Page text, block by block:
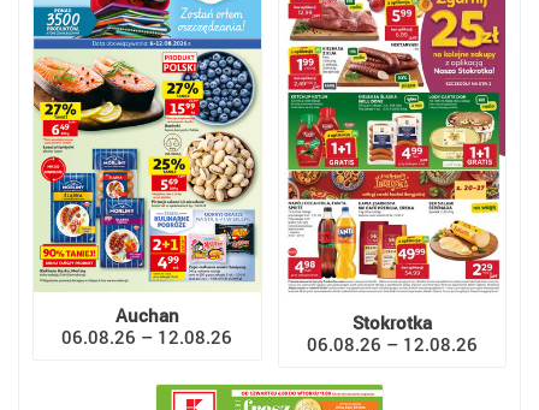
Auchan
06.08.26 – 12.08.26
Stokrotka
06.08.26 – 12.08.26